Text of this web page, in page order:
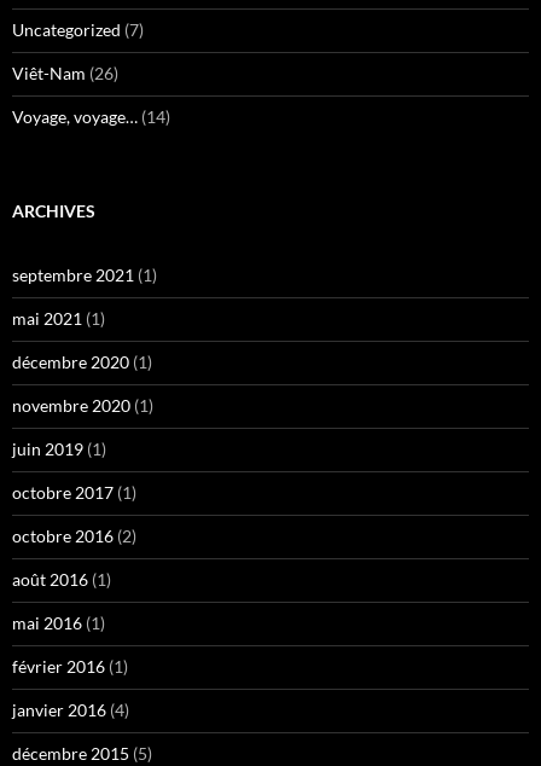
Uncategorized (7)
Viêt-Nam (26)
Voyage, voyage… (14)
ARCHIVES
septembre 2021 (1)
mai 2021 (1)
décembre 2020 (1)
novembre 2020 (1)
juin 2019 (1)
octobre 2017 (1)
octobre 2016 (2)
août 2016 (1)
mai 2016 (1)
février 2016 (1)
janvier 2016 (4)
décembre 2015 (5)